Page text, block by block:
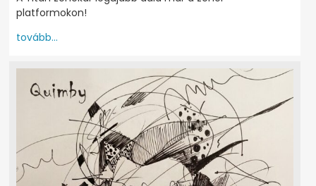
platformokon!
tovább...